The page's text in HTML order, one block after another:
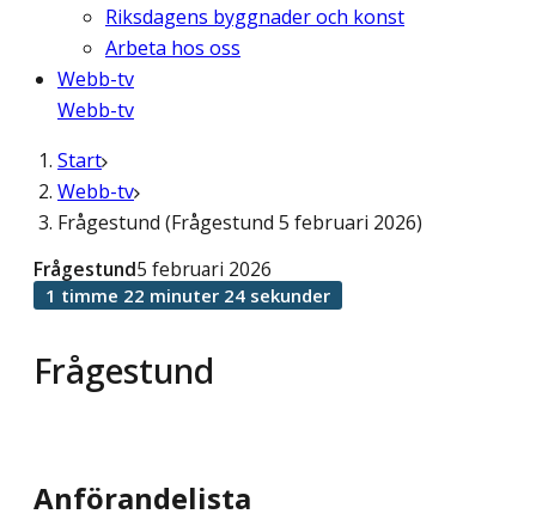
Riksdagens byggnader och konst
Arbeta hos oss
Webb-tv
Webb-tv
Start
Webb-tv
Frågestund (Frågestund 5 februari 2026)
Frågestund
Frågestund5 februari 2026
1 timme 22 minuter 24 sekunder
Anförandelista